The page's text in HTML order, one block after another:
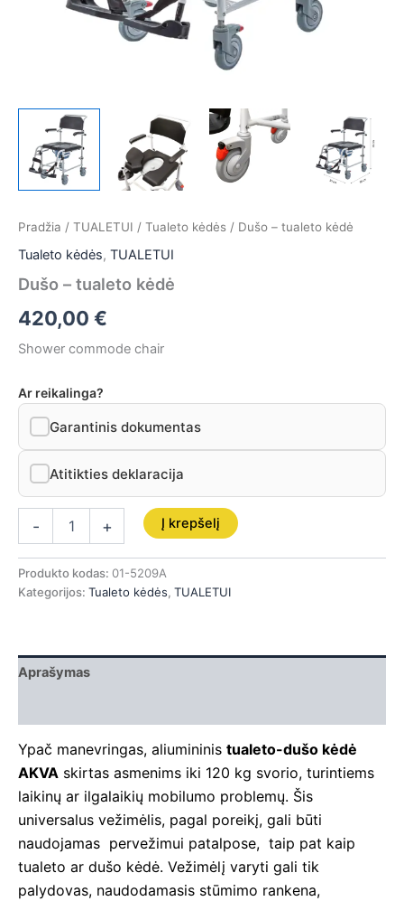
Pradžia / TUALETUI / Tualeto kėdės / Dušo – tualeto kėdė
Tualeto kėdės, TUALETUI
Dušo – tualeto kėdė
420,00 €
Shower commode chair
Ar reikalinga?
Garantinis dokumentas
Atitikties deklaracija
- + Į krepšelį
Produkto kodas: 01-5209A
Kategorijos: Tualeto kėdės, TUALETUI
Aprašymas
Ypač manevringas, aliumininis tualeto-dušo kėdė
AKVA skirtas asmenims iki 120 kg svorio, turintiems
laikinų ar ilgalaikių mobilumo problemų. Šis
universalus vežimėlis, pagal poreikį, gali būti
naudojamas pervežimui patalpose, taip pat kaip
tualeto ar dušo kėdė. Vežimėlį varyti gali tik
palydovas, naudodamasis stūmimo rankena,